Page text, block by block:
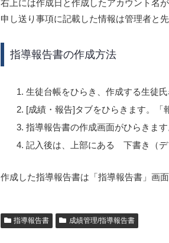
右上には作成日と作成したアカウント名が
申し送り事項に記載した情報は管理者と
指導報告書の作成方法
生徒台帳をひらき、作成する生徒氏
[成績・報告]タブをひらきます。「
指導報告書の作成画面がひらきます
記入後は、上部にある 下書き（デ
作成した指導報告書は「指導報告書」画面
指導報告書 成績管理/指導報告書